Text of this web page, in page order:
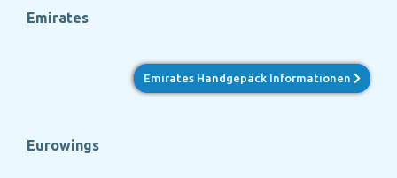
Emirates
Emirates Handgepäck Informationen
Eurowings